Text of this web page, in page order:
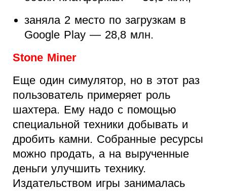
заняла 2 место по загрузкам в
Google Play — 28,8 млн.
Stone Miner
Еще один симулятор, но в этот раз
пользователь примеряет роль
шахтера. Ему надо с помощью
специальной техники добывать и
дробить камни. Собранные ресурсы
можно продать, а на вырученные
деньги улучшить технику.
Издательством игры занималась